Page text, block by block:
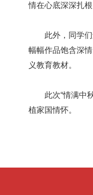
情在心底深深扎根
此外，同学们
幅幅作品饱含深
义教育教材。
此次“情满中秋
植家国情怀。